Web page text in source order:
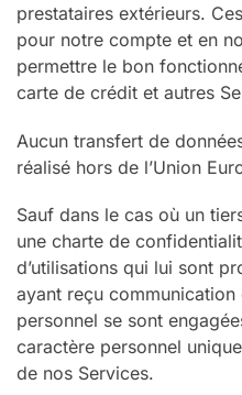
prestataires extérieurs.
pour notre compte et en
permettre le bon
carte de crédit et autres
Aucun transfert de
réalisé hors de l’Union
Sauf dans le cas où un
une charte de
d’utilisations qui lui sont
ayant reçu
personnel se sont
caractère personnel
de nos Services.